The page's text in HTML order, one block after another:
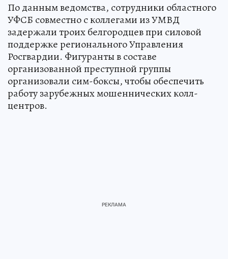
По данным ведомства, сотрудники областного
УФСБ совместно с коллегами из УМВД
задержали троих белгородцев при силовой
поддержке регионального Управления
Росгвардии. Фигуранты в составе
организованной преступной группы
организовали сим-боксы, чтобы обеспечить
работу зарубежных мошеннических колл-
центров.